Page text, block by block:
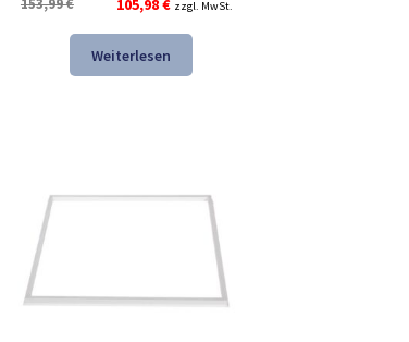
153,99€
war:
153,99 €
105,98€
105,98 €.
zzgl. MwSt.
Weiterlesen